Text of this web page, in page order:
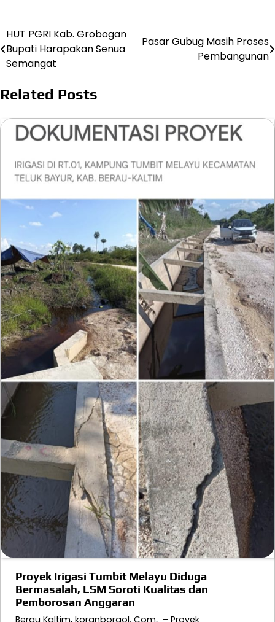
Navigasi
pos
HUT PGRI Kab. Grobogan
Bupati Harapakan Senua
Semangat
Pasar Gubug Masih Proses
Pembangunan
Related Posts
Proyek Irigasi Tumbit Melayu Diduga
Bermasalah, LSM Soroti Kualitas dan
Pemborosan Anggaran
Berau Kaltim, koranborgol. Com, – Proyek